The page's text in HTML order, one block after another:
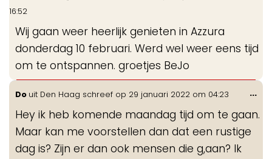
16:52
Wij gaan weer heerlijk genieten in Azzura
donderdag 10 februari. Werd wel weer eens tijd
om te ontspannen. groetjes BeJo
Do uit Den Haag schreef op 29 januari 2022 om 04:23
Hey ik heb komende maandag tijd om te gaan.
Maar kan me voorstellen dan dat een rustige
dag is? Zijn er dan ook mensen die g,aan? Ik
...